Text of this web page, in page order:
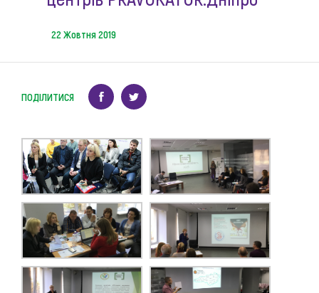
Статті
Напрацювання та продукти
22 Жовтня 2019
ПОДІЛИТИСЯ